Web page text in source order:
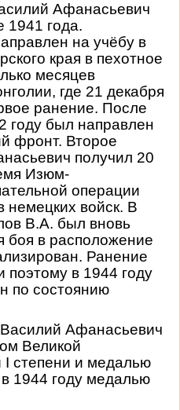
Афанасьевич
1941 года.
на учёбу в
края в пехотное
месяцев
где 21 декабря
ранение. После
году был направлен
фронт. Второе
получил 20
Изюм-
операции
немецких войск. В
В.А. был вновь
боя в расположение
Ранение
поэтому в 1944 году
по состоянию
Афанасьевич
Великой
I степени и медалью
1944 году медалью